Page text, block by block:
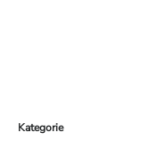
Kategorie